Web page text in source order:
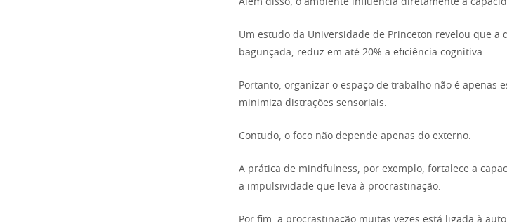
Além disso, o ambiente influencia diretamente a
Um estudo da Universidade de Princeton revelou que a
bagunçada, reduz em até 20% a eficiência cognitiva.
Portanto, organizar o espaço de trabalho não é apenas
minimiza distrações sensoriais.
Contudo, o foco não depende apenas do externo.
A prática de mindfulness, por exemplo, fortalece a
a impulsividade que leva à procrastinação.
Por fim, a procrastinação muitas vezes está ligada à